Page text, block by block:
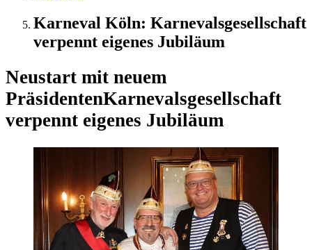
Karneval Köln: Karnevalsgesellschaft
verpennt eigenes Jubiläum
Neustart mit neuem
PräsidentenKarnevalsgesellschaft
verpennt eigenes Jubiläum